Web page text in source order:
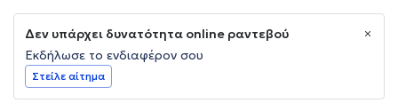
Δεν υπάρχει δυνατότητα online ραντεβού
Εκδήλωσε το ενδιαφέρον σου
Στείλε αίτημα